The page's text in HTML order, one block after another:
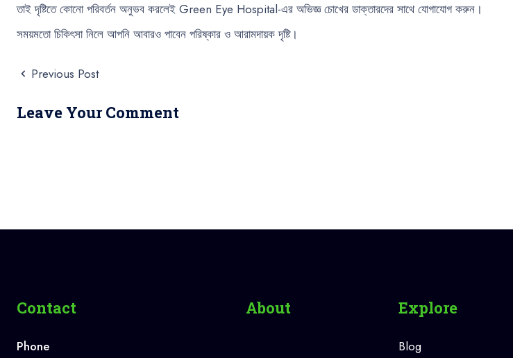
তাই দৃষ্টিতে কোনো পরিবর্তন অনুভব করলেই Green Eye Hospital-এর অভিজ্ঞ চোখের ডাক্তারদের সাথে যোগাযোগ করুন।
সময়মতো চিকিৎসা নিলে আপনি আবারও পাবেন পরিষ্কার ও আরামদায়ক দৃষ্টি।
Previous Post
Leave Your Comment
Contact
Phone
About Explore
Blog